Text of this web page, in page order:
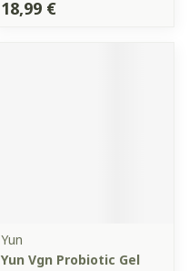
18,99 €
Yun
Yun Vgn Probiotic Gel